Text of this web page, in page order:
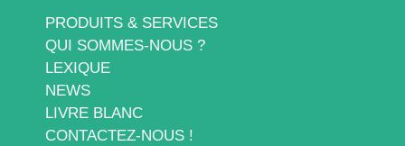
PRODUITS & SERVICES
QUI SOMMES-NOUS ?
LEXIQUE
NEWS
LIVRE BLANC
CONTACTEZ-NOUS !